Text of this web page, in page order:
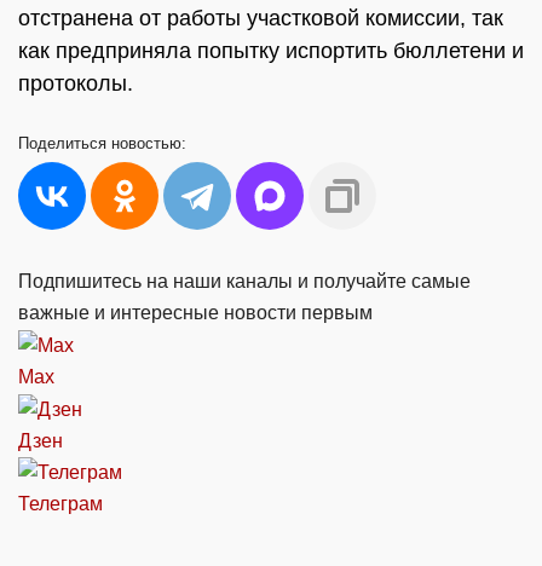
отстранена от работы участковой комиссии, так
как предприняла попытку испортить бюллетени и
протоколы.
Поделиться новостью:
Подпишитесь на наши каналы и получайте самые
важные и интересные новости первым
Max
Дзен
Телеграм